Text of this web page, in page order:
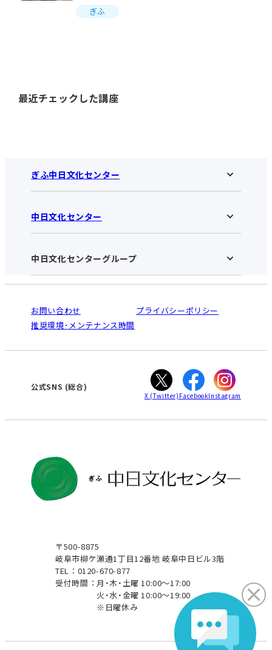
ぎふ
最近チェックした講座
ぎふ中日文化センター
ぎふ中日文化センターHOME
お知らせ
アクセス･営業時間
お申し込みの流れ
入会と受講のご案内
中日文化センター
中日文化センターHOME
中日文化センターとは
受講規約・会員特典
ご利用ガイド
オンライン講座受講の手順
WEBサイトのよくある質問
中日文化センターグループ
南大高
犬山
高蔵寺
大垣
津
お問い合わせ
プライバシーポリシー
推奨環境･メンテナンス時間
〒500-8875
岐阜市柳ケ瀬通1丁目12番地 岐阜中日ビル3階
TEL：0120-670-877
受付時間： 月・木・土曜 10:00～17:00
火・水・金曜 10:00～19:00
※日曜休み
公式SNS (総合)
X (Twitter) FacebookInstagram